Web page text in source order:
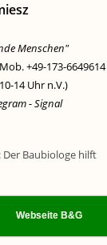
Menschen"
+49-173-6649614
14 Uhr n.V.)
- Signal
Webseite B&G